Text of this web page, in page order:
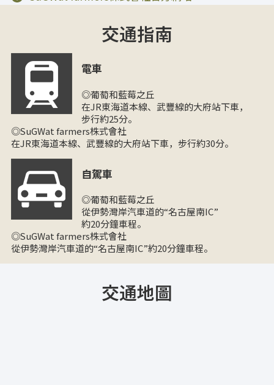
交通指南
電車
◎葡萄和藍莓之丘
在JR東海道本線、武豐線的大府站下車，
步行約25分。
◎SuGWat farmers株式會社
在JR東海道本線、武豐線的大府站下車，步行約30分。
自駕車
◎葡萄和藍莓之丘
從伊勢灣岸汽車道的“名古屋南IC”
約20分鐘車程。
◎SuGWat farmers株式會社
從伊勢灣岸汽車道的“名古屋南IC”約20分鐘車程。
交通地圖